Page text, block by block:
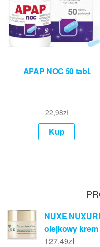
APAP NOC 50 tabl.
22,98zł
Kup
NUXE
olejkowy
127,49zł